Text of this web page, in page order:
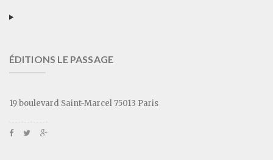
ÉDITIONS LE PASSAGE
19 boulevard Saint-Marcel 75013 Paris